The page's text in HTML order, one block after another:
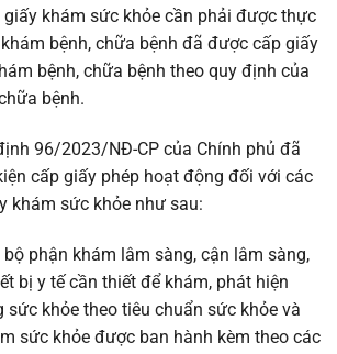
khám sức khỏe cần phải được thực
bệnh, chữa bệnh đã được cấp giấy
bệnh, chữa bệnh theo quy định của
bệnh.
96/2023/NĐ-CP của Chính phủ đã
cấp giấy phép hoạt động đối với các
khám sức khỏe như sau:
phận khám lâm sàng, cận lâm sàng,
bị y tế cần thiết để khám, phát hiện
khỏe theo tiêu chuẩn sức khỏe và
sức khỏe được ban hành kèm theo các